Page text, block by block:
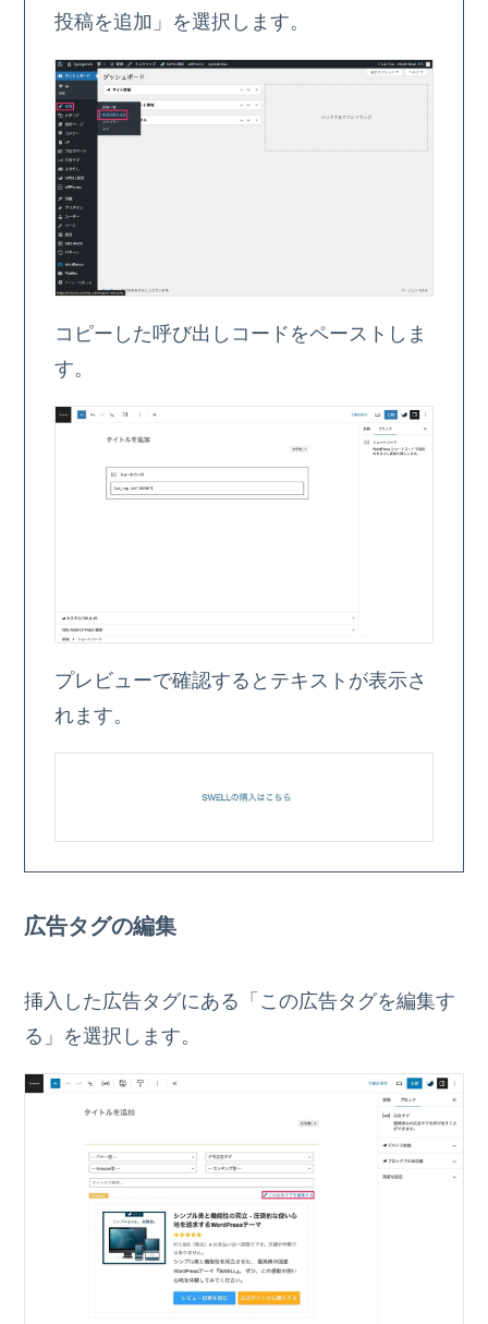
投稿を追加」を選択します。
コピーした呼び出しコードをペーストしま
す。
プレビューで確認するとテキストが表示さ
れます。
広告タグの編集
挿入した広告タグにある「この広告タグを編集す
る」を選択します。